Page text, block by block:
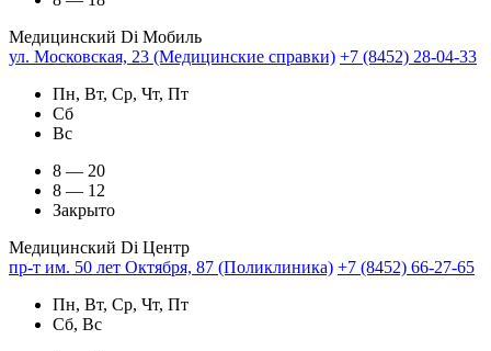
Медицинский Di Мобиль
ул. Московская, 23 (Медицинские справки) +7 (8452) 28-04-33
Пн, Вт, Ср, Чт, Пт
Сб
Вс
8 — 20
8 — 12
Закрыто
Медицинский Di Центр
пр-т им. 50 лет Октября, 87 (Поликлиника) +7 (8452) 66-27-65
Пн, Вт, Ср, Чт, Пт
Сб, Вс